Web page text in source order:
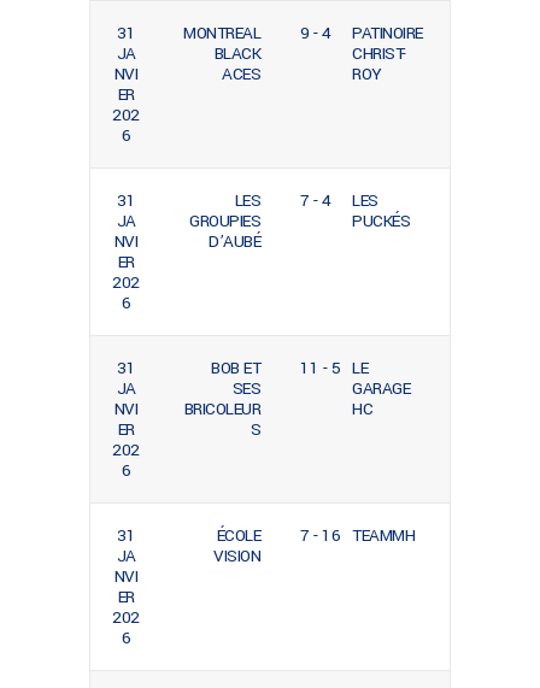
31
JA
NVI
ER
202
6
MONTREAL
BLACK
ACES
9 - 4
PATINOIRE
CHRIST-
ROY
31
JA
NVI
ER
202
6
LES
GROUPIES
D’AUBÉ
7 - 4
LES
PUCKÉS
31
JA
NVI
ER
202
6
BOB ET
SES
BRICOLEUR
S
11 - 5 LE
GARAGE
HC
31
JA
NVI
ER
202
6
ÉCOLE
VISION
7 - 16 TEAMMH